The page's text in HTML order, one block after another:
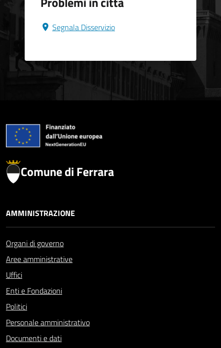
Segnala Disservizio
Comune di Ferrara
AMMINISTRAZIONE
Organi di governo
Aree amministrative
Uffici
Enti e Fondazioni
Politici
Personale amministrativo
Documenti e dati